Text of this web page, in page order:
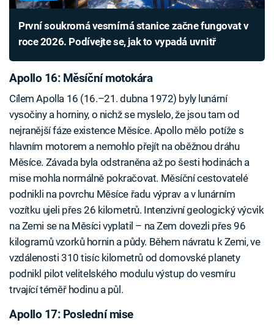
První soukromá vesmírná stanice začne fungovat v
roce 2026. Podívejte se, jak to vypadá uvnitř
Apollo 16: Měsíční motokára
Cílem Apolla 16 (16.–21. dubna 1972) byly lunární
vysočiny a horniny, o nichž se myslelo, že jsou tam od
nejranější fáze existence Měsíce. Apollo mělo potíže s
hlavním motorem a nemohlo přejít na oběžnou dráhu
Měsíce. Závada byla odstraněna až po šesti hodinách a
mise mohla normálně pokračovat. Měsíční cestovatelé
podnikli na povrchu Měsíce řadu výprav a v lunárním
vozítku ujeli přes 26 kilometrů. Intenzivní geologický výcvik
na Zemi se na Měsíci vyplatil – na Zem dovezli přes 96
kilogramů vzorků hornin a půdy. Během návratu k Zemi, ve
vzdálenosti 310 tisíc kilometrů od domovské planety
podnikl pilot velitelského modulu výstup do vesmíru
trvající téměř hodinu a půl.
Apollo 17: Poslední mise